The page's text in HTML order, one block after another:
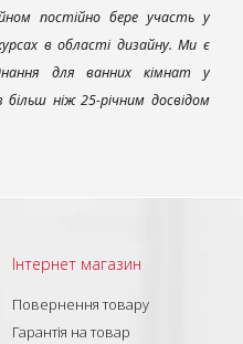
постійно бере участь у
в області дизайну. Ми є
для ванних кімнат у
більш ніж 25-річним досвідом
Інтернет магазин
Повернення товару
Гарантія на товар